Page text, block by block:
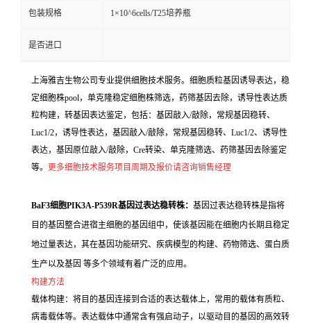
包装规格 1×10^6cells/T25培养瓶
是否进口
上海雅吉生物公司专业提供细胞技术服务。细胞质粒基因诱导表达，稳
定细胞株pool，单克隆稳定细胞株筛选，药筛基因去除，诱导性表达质
粒构建，转基因表达鉴定，包括：基因敲入/敲除，常规基因稳转、
Luc1/2，诱导性表达，基因敲入/敲除，常规基因稳转、Luc1/2、诱导性
表达，基因原位敲入/敲除，Cre转染、单克隆筛选、药筛基因去除鉴定
等。 更多细胞技术服务项目周期及报价请咨询销售经理
BaF3细胞PIK3A-P539R基因过表达稳转株： 基因过表达稳转株是指将
目的基因整合进宿主细胞的基因组中，使该基因能在细胞内长期且稳定
地过量表达，其在基因功能研究、疾病模型的构建、药物筛选、蛋白质
生产以及基因 等多个领域有着广泛的应用。
构建方法
载体构建：将目的基因连接到合适的表达载体上，常用的载体有质粒、
病毒载体等。表达载体中通常含有强启动子，以驱动目的基因的高效转